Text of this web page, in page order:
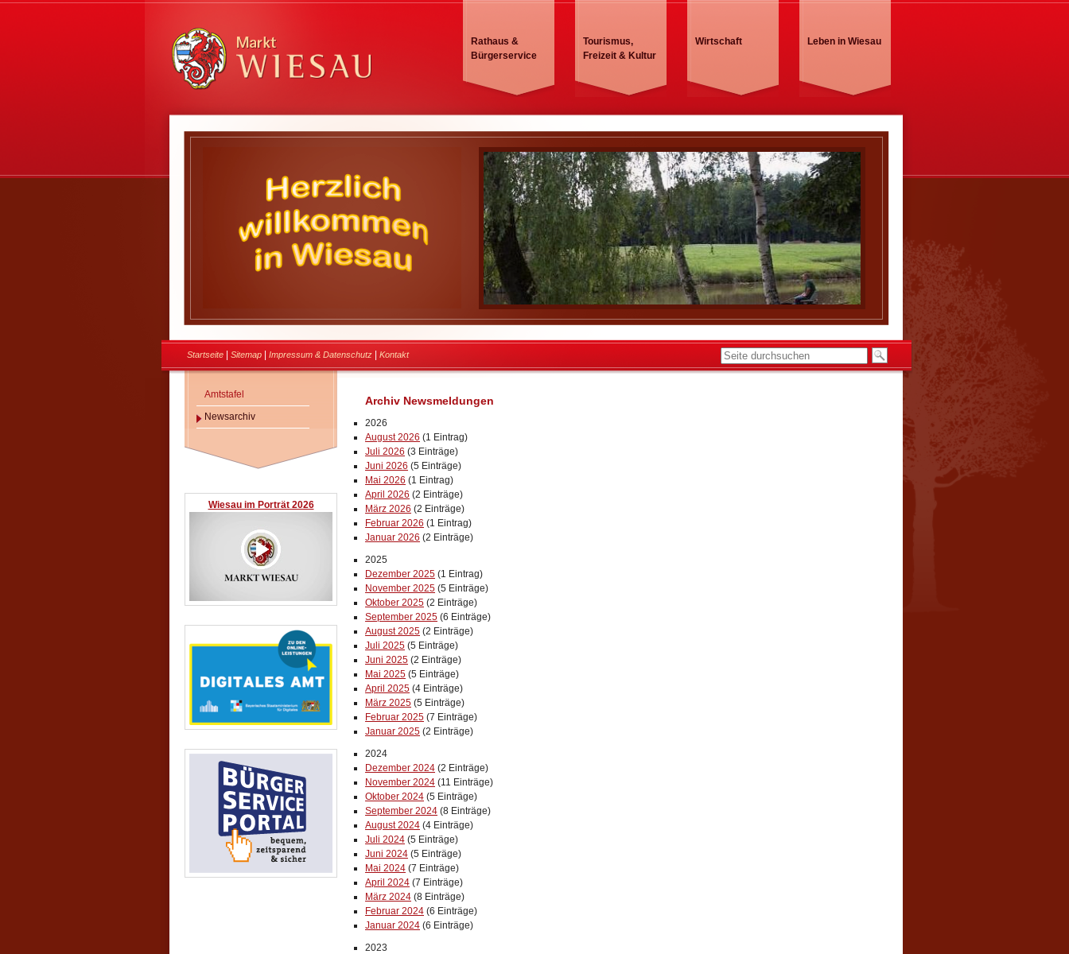
Rathaus &
Bürgerservice
Tourismus,
Freizeit & Kultur
Wirtschaft Leben in Wiesau
Startseite Sitemap Impressum & Datenschutz Kontakt
Archiv Newsmeldungen
2026
August 2026 (1 Eintrag)
Juli 2026 (3 Einträge)
Juni 2026 (5 Einträge)
Mai 2026 (1 Eintrag)
April 2026 (2 Einträge)
März 2026 (2 Einträge)
Februar 2026 (1 Eintrag)
Januar 2026 (2 Einträge)
2025
Dezember 2025 (1 Eintrag)
November 2025 (5 Einträge)
Oktober 2025 (2 Einträge)
September 2025 (6 Einträge)
August 2025 (2 Einträge)
Juli 2025 (5 Einträge)
Juni 2025 (2 Einträge)
Mai 2025 (5 Einträge)
April 2025 (4 Einträge)
März 2025 (5 Einträge)
Februar 2025 (7 Einträge)
Januar 2025 (2 Einträge)
2024
Dezember 2024 (2 Einträge)
November 2024 (11 Einträge)
Oktober 2024 (5 Einträge)
September 2024 (8 Einträge)
August 2024 (4 Einträge)
Juli 2024 (5 Einträge)
Juni 2024 (5 Einträge)
Mai 2024 (7 Einträge)
April 2024 (7 Einträge)
März 2024 (8 Einträge)
Februar 2024 (6 Einträge)
Januar 2024 (6 Einträge)
2023
Amtstafel
Newsarchiv
Wiesau im Porträt 2026